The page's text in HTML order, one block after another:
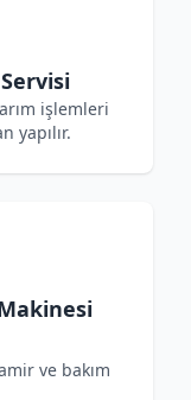
işlemleri
yapılır.
ve bakım